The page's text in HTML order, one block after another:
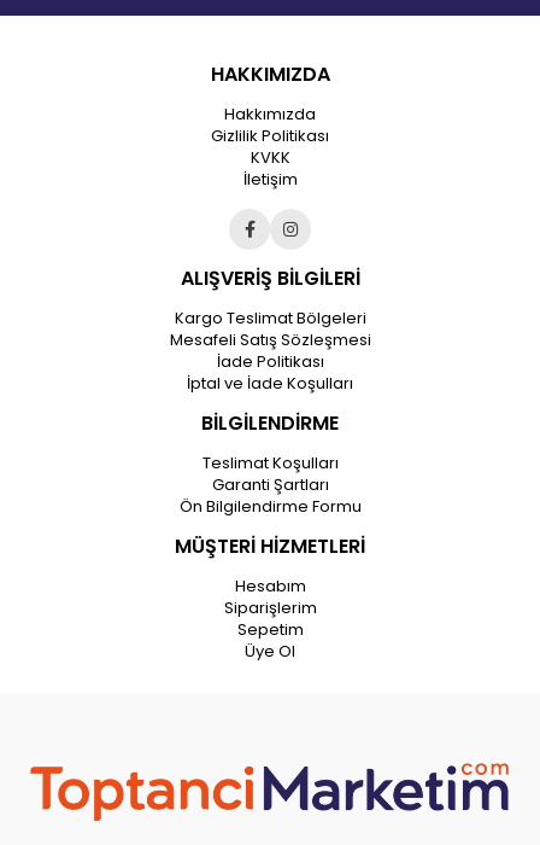
HAKKIMIZDA
Hakkımızda
Gizlilik Politikası
KVKK
İletişim
ALIŞVERİŞ BİLGİLERİ
Kargo Teslimat Bölgeleri
Mesafeli Satış Sözleşmesi
İade Politikası
İptal ve İade Koşulları
BİLGİLENDİRME
Teslimat Koşulları
Garanti Şartları
Ön Bilgilendirme Formu
MÜŞTERİ HİZMETLERİ
Hesabım
Siparişlerim
Sepetim
Üye Ol